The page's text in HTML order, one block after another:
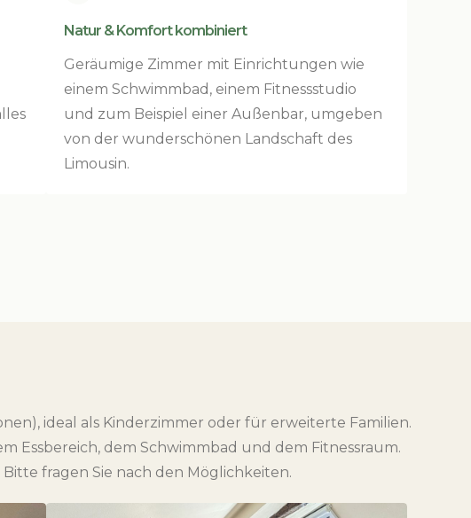
Natur & Komfort kombiniert
Geräumige Zimmer mit Einrichtungen wie
einem Schwimmbad, einem Fitnessstudio
und zum Beispiel einer Außenbar, umgeben
von der wunderschönen Landschaft des
Limousin.
ideal als Kinderzimmer oder für erweiterte Familien.
Essbereich, dem Schwimmbad und dem Fitnessraum.
fragen Sie nach den Möglichkeiten.